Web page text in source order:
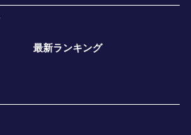
最新ランキング